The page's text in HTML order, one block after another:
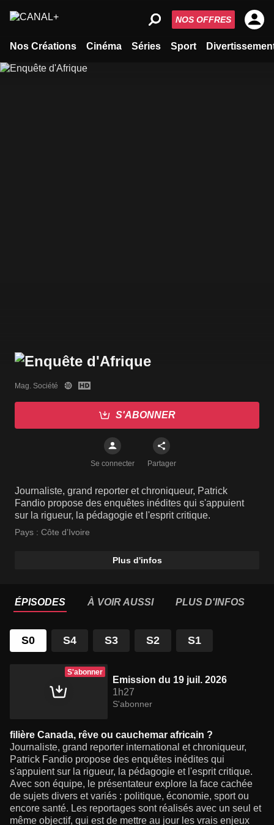
Nos Créations Cinéma Séries Sport
NOS OFFRES
Mag. Société
S'ABONNER
Se connecter Partager
Journaliste, grand reporter et chroniqueur, Patrick
Fandio propose des enquêtes inédites qui s'appuient
sur la rigueur, la pédagogie et l'esprit critique.
Pays : Côte d’Ivoire
Plus d'infos
ÉPISODES À VOIR AUSSI PLUS D'INFOS
S0 S4 S3 S2 S1
S'abonner
Emission du 19 juil. 2026
1h27
S'abonner
filière Canada, rêve ou cauchemar africain ?
Journaliste, grand reporter international et chroniqueur,
Patrick Fandio propose des enquêtes inédites qui
s'appuient sur la rigueur, la pédagogie et l'esprit critique.
Avec son équipe, le présentateur explore la face cachée
de sujets divers et variés : politique, économie, sport ou
encore santé. Les reportages sont réalisés avec un seul et
même objectif, qui est de mettre au jour les vrais enjeux